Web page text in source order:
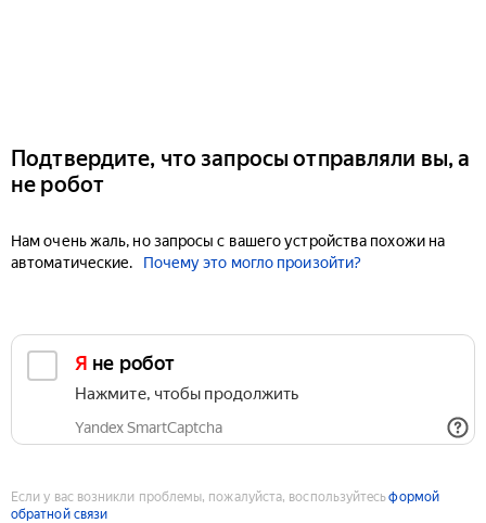
Подтвердите, что запросы отправляли вы, а
не робот
Нам очень жаль, но запросы с вашего устройства похожи на
автоматические.
Почему это могло произойти?
Я не робот
Нажмите, чтобы продолжить
Yandex SmartCaptcha
Если у вас возникли проблемы, пожалуйста, воспользуйтесьформой
обратной связи